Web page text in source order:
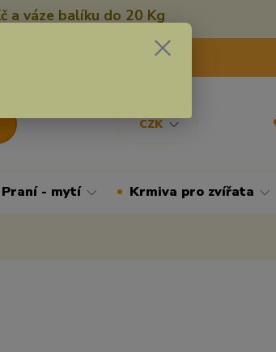
a váze balíku do 20 Kg
CZK
8:00 - 16:30
Praní - mytí Krmiva pro zvířata